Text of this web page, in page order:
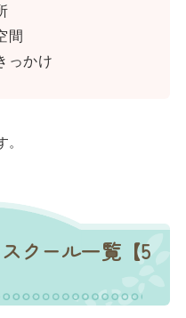
間
っかけ
クール一覧【5